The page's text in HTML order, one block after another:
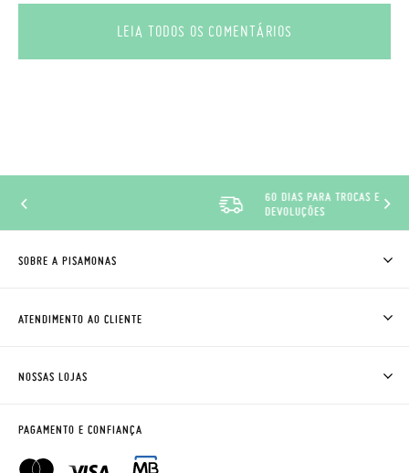
LEIA TODOS OS COMENTÁRIOS
60 DIAS PARA TROCAS E
DEVOLUÇÕES
SOBRE A PISAMONAS
AVISO LEGAL, PRIVACIDADE E COOKIES
ATENDIMENTO AO CLIENTE
HORÁRIO
PERGUNTAS FREQUENTES
NOSSAS LOJAS
PAGAMENTO E CONFIANÇA